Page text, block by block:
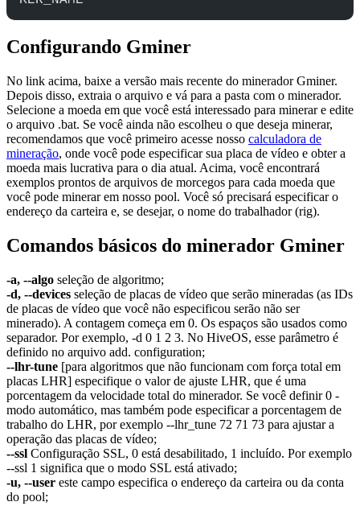
Configurando Gminer
No link acima, baixe a versão mais recente do minerador Gminer.
Depois disso, extraia o arquivo e vá para a pasta com o minerador.
Selecione a moeda em que você está interessado para minerar e edite
o arquivo .bat. Se você ainda não escolheu o que deseja minerar,
recomendamos que você primeiro acesse nosso calculadora de
mineração, onde você pode especificar sua placa de vídeo e obter a
moeda mais lucrativa para o dia atual. Acima, você encontrará
exemplos prontos de arquivos de morcegos para cada moeda que
você pode minerar em nosso pool. Você só precisará especificar o
endereço da carteira e, se desejar, o nome do trabalhador (rig).
Comandos básicos do minerador Gminer
-a, --algo seleção de algoritmo;
-d, --devices seleção de placas de vídeo que serão mineradas (as IDs
de placas de vídeo que você não especificou serão não ser
minerado). A contagem começa em 0. Os espaços são usados ​​como
separador. Por exemplo, -d 0 1 2 3. No HiveOS, esse parâmetro é
definido no arquivo add. configuration;
--lhr-tune [para algoritmos que não funcionam com força total em
placas LHR] especifique o valor de ajuste LHR, que é uma
porcentagem da velocidade total do minerador. Se você definir 0 -
modo automático, mas também pode especificar a porcentagem de
trabalho do LHR, por exemplo --lhr_tune 72 71 73 para ajustar a
operação das placas de vídeo;
--ssl Configuração SSL, 0 está desabilitado, 1 incluído. Por exemplo
--ssl 1 significa que o modo SSL está ativado;
-u, --user este campo especifica o endereço da carteira ou da conta
do pool;